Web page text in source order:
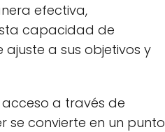
efectiva,
capacidad de
a sus objetivos y
acceso a través de
se convierte en un punto